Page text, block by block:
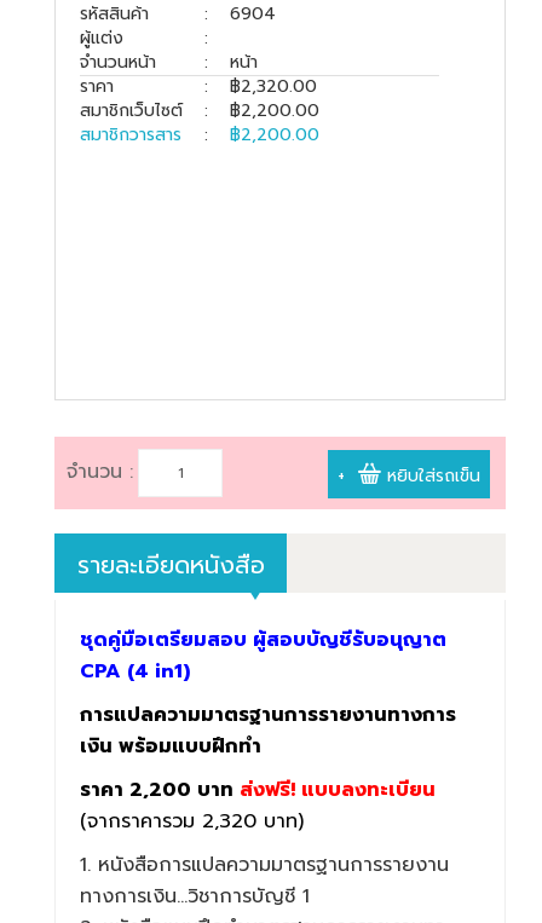
(02) 555-
0700(Auto)ext.713
โทรสาร : (02) 555-
0728
รหัสสินค้า :
6904
ผู้แต่ง
:
จำนวนหน้า
:
หน้า
ราคา
:
฿2,320.00
สมาชิกเว็บไซต์
:
฿2,200.00
สมาชิกวารสาร
: ฿2,200.00
จำนวน : หยิบใส่รถเข็น
รายละเอียดหนังสือ
ชุดคู่มือเตรียมสอบ ผู้สอบบัญชีรับอนุญาต
CPA (4 in1)
การแปลความมาตรฐานการรายงานทางการ
เงิน พร้อมแบบฝึกทำ
ราคา 2,200 บาท ส่งฟรี! แบบลงทะเบียน
(จากราคารวม 2,320 บาท)
1. หนังสือการแปลความมาตรฐานการรายงาน
ทางการเงิน...วิชาการบัญชี 1